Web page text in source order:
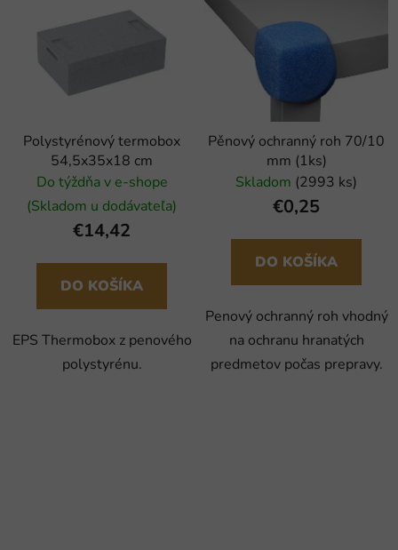
Polystyrénový termobox
54,5x35x18 cm
Do týždňa v e-shope
(Skladom u dodávateľa)
€14,42
DO KOŠÍKA
EPS Thermobox z penového
polystyrénu.
Pěnový ochranný roh 70/10
mm (1ks)
Skladom (2993 ks)
€0,25
DO KOŠÍKA
Penový ochranný roh vhodný
na ochranu hranatých
predmetov počas prepravy.